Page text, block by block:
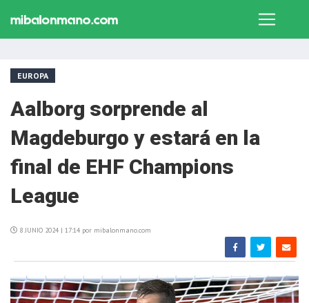
EUROPA
Aalborg sorprende al
Magdeburgo y estará en la
final de EHF Champions
League
8 JUNIO 2024 | 17:14 por mibalonmano.com